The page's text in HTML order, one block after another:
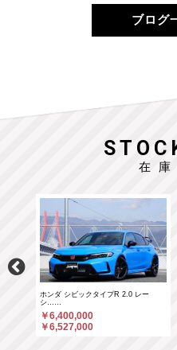
ブログ
在
ホンダ シビックタイプR 2.0 レー
シ……
￥6,400,000
￥6,527,000